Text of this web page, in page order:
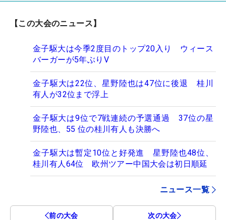
【この大会のニュース】
金子駆大は今季2度目のトップ20入り ウィース
バーガーが5年ぶりV
金子駆大は22位、星野陸也は47位に後退 桂川
有人が32位まで浮上
金子駆大は9位で7戦連続の予選通過 37位の星
野陸也、55 位の桂川有人も決勝へ
金子駆大は暫定10位と好発進 星野陸也48位、
桂川有人64位 欧州ツアー中国大会は初日順延
ニュース一覧
前の大会 次の大会